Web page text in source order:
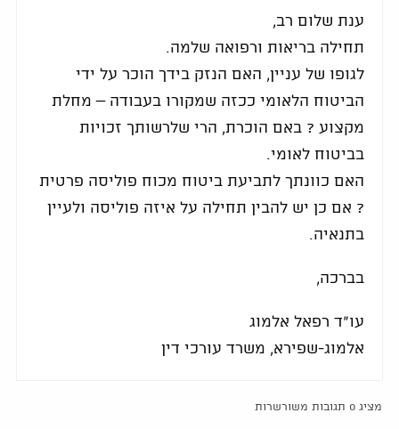
ענת שלום רב,
תחילה בריאות ורפואה שלמה.
לגופו של עניין, האם הנזק בידך הוכר על ידי
הביטוח הלאומי ככזה שמקורו בעבודה – מחלת
מקצוע ? באם הוכרת, הרי שלרשותך זכויות
בביטוח לאומי.
האם כוונתך לתביעת ביטוח מכוח פוליסה פרטית
? אם כן יש להבין תחילה על איזה פוליסה ולעיין
בתנאיה.
בברכה,
עו"ד רפאל אלמוג
אלמוג-שפירא, משרד עורכי דין
מציג 0 תגובות משורשרות